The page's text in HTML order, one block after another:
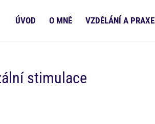
ÚVOD O MNĚ VZDĚLÁNÍ A PRAXE
stimulace